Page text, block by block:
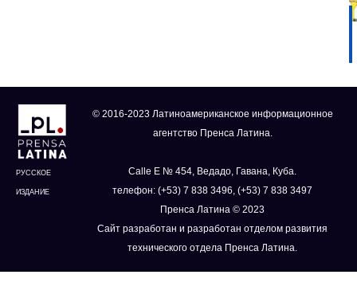
РУССКОЕ
ИЗДАНИЕ
© 2016-2023 Латиноамериканское информационное
агентство Пренса Латина.
Calle E № 454, Ведадо, Гавана, Куба.
телефон: (+53) 7 838 3496, (+53) 7 838 3497
Пренса Латина © 2023
Сайт разработан и разработан отделом развития
технического отдела Пренса Латина.